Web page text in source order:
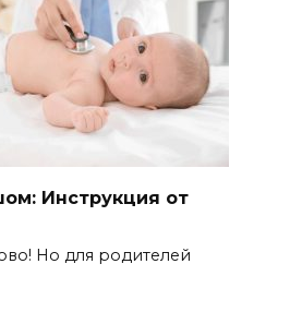
Инструкция от
Но для родителей